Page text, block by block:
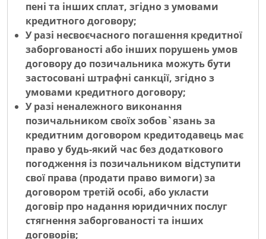
пені та інших сплат, згідно з умовами
кредитного договору;
У разі несвоєчасного погашення кредитної
заборгованості або інших порушень умов
договору до позичальника можуть бути
застосовані штрафні санкції, згідно з
умовами кредитного договору;
У разі неналежного виконання
позичальником своїх зобов`язань за
кредитним договором кредитодавець має
право у будь-який час без додаткового
погодження із позичальником відступити
свої права (продати право вимоги) за
договором третій особі, або укласти
договір про надання юридичних послуг
стягнення заборгованості та інших
договорів;